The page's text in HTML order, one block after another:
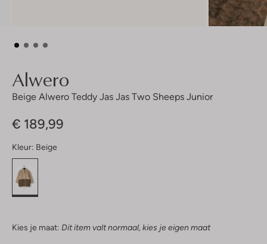
Alwero
Beige Alwero Teddy Jas Jas Two Sheeps Junior
€ 189,99
Kleur: Beige
Kies je maat: Dit item valt normaal, kies je eigen maat